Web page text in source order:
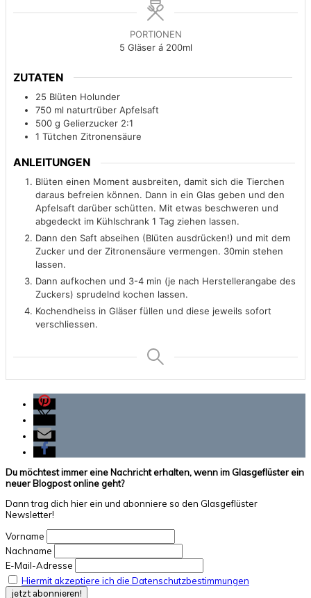
PORTIONEN
5 Gläser á 200ml
ZUTATEN
25 Blüten Holunder
750 ml naturtrüber Apfelsaft
500 g Gelierzucker 2:1
1 Tütchen Zitronensäure
ANLEITUNGEN
Blüten einen Moment ausbreiten, damit sich die Tierchen
daraus befreien können. Dann in ein Glas geben und den
Apfelsaft darüber schütten. Mit etwas beschweren und
abgedeckt im Kühlschrank 1 Tag ziehen lassen.
Dann den Saft abseihen (Blüten ausdrücken!) und mit dem
Zucker und der Zitronensäure vermengen. 30min stehen
lassen.
Dann aufkochen und 3-4 min (je nach Herstellerangabe des
Zuckers) sprudelnd kochen lassen.
Kochendheiss in Gläser füllen und diese jeweils sofort
verschliessen.
Du möchtest immer eine Nachricht erhalten, wenn im Glasgeflüster ein
neuer Blogpost online geht?
Dann trag dich hier ein und abonniere so den Glasgeflüster
Newsletter!
Vorname
Nachname
E-Mail-Adresse
Hiermit akzeptiere ich die Datenschutzbestimmungen